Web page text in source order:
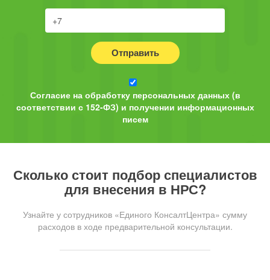
Отправить
Согласие на обработку персональных данных (в
соответствии с 152-ФЗ) и получении информационных
писем
Сколько стоит подбор специалистов
для внесения в НРС?
Узнайте у сотрудников «Единого КонсалтЦентра» сумму
расходов в ходе предварительной консультации.